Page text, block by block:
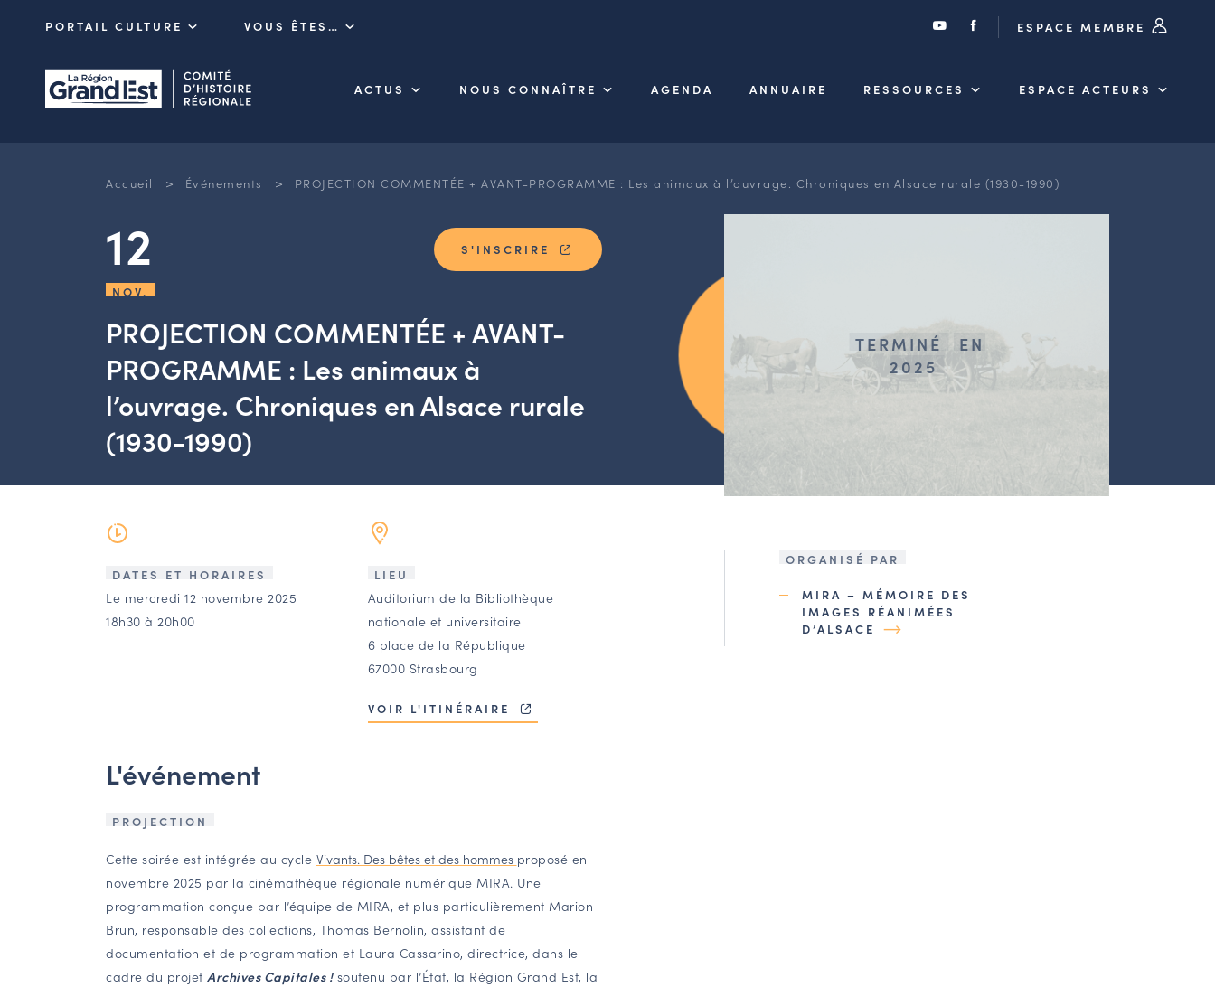
PORTAIL CULTURE VOUS ÊTES… ESPACE MEMBRE
ACTUS NOUS CONNAÎTRE AGENDA ANNUAIRE RESSOURCES ESPACE ACTEURS
Accueil > Événements > PROJECTION COMMENTÉE + AVANT-PROGRAMME : Les animaux à l’ouvrage. Chroniques en Alsace rurale (1930-1990)
12
NOV.
S'INSCRIRE
PROJECTION COMMENTÉE + AVANT-
PROGRAMME : Les animaux à
l’ouvrage. Chroniques en Alsace rurale
(1930-1990)
DATES ET HORAIRES
Le mercredi 12 novembre 2025
18h30 à 20h00
LIEU
Auditorium de la Bibliothèque
nationale et universitaire
6 place de la République
67000 Strasbourg
VOIR L'ITINÉRAIRE
L'événement
PROJECTION
Cette soirée est intégrée au cycle Vivants. Des bêtes et des hommes proposé en
novembre 2025 par la cinémathèque régionale numérique MIRA. Une
programmation conçue par l’équipe de MIRA, et plus particulièrement Marion
Brun, responsable des collections, Thomas Bernolin, assistant de
documentation et de programmation et Laura Cassarino, directrice, dans le
cadre du projet Archives Capitales ! soutenu par l’État, la Région Grand Est, la
TERMINÉ
EN
2025
ORGANISÉ PAR
MIRA – MÉMOIRE DES
IMAGES RÉANIMÉES
D’ALSACE